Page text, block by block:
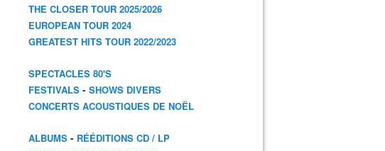
THE CLOSER TOUR 2025/2026
EUROPEAN TOUR 2024
GREATEST HITS TOUR 2022/2023
SPECTACLES 80'S
FESTIVALS - SHOWS DIVERS
CONCERTS ACOUSTIQUES DE NOËL
ALBUMS - RÉÉDITIONS CD / LP